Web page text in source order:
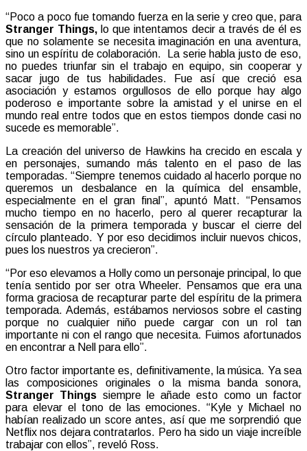
“Poco a poco fue tomando fuerza en la serie y creo que, para
Stranger Things, lo que intentamos decir a través de él es
que no solamente se necesita imaginación en una aventura,
sino un espíritu de colaboración. La serie habla justo de eso,
no puedes triunfar sin el trabajo en equipo, sin cooperar y
sacar jugo de tus habilidades. Fue así que creció esa
asociación y estamos orgullosos de ello porque hay algo
poderoso e importante sobre la amistad y el unirse en el
mundo real entre todos que en estos tiempos donde casi no
sucede es memorable”.
La creación del universo de Hawkins ha crecido en escala y
en personajes, sumando más talento en el paso de las
temporadas. “Siempre tenemos cuidado al hacerlo porque no
queremos un desbalance en la química del ensamble,
especialmente en el gran final”, apuntó Matt. “Pensamos
mucho tiempo en no hacerlo, pero al querer recapturar la
sensación de la primera temporada y buscar el cierre del
círculo planteado. Y por eso decidimos incluir nuevos chicos,
pues los nuestros ya crecieron”.
“Por eso elevamos a Holly como un personaje principal, lo que
tenía sentido por ser otra Wheeler. Pensamos que era una
forma graciosa de recapturar parte del espíritu de la primera
temporada. Además, estábamos nerviosos sobre el casting
porque no cualquier niño puede cargar con un rol tan
importante ni con el rango que necesita. Fuimos afortunados
en encontrar a Nell para ello”.
Otro factor importante es, definitivamente, la música. Ya sea
las composiciones originales o la misma banda sonora,
Stranger Things siempre le añade esto como un factor
para elevar el tono de las emociones. “Kyle y Michael no
habían realizado un score antes, así que me sorprendió que
Netflix nos dejara contratarlos. Pero ha sido un viaje increíble
trabajar con ellos”, reveló Ross.